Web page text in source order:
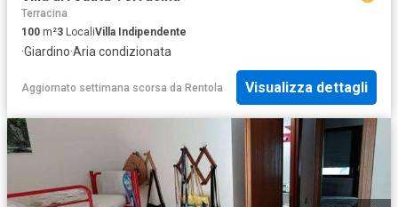
Terracina
100 m²3 LocaliVilla Indipendente
·Giardino·Aria condizionata
Aggiornato settimana scorsa da Rentola Visualizza dettagli